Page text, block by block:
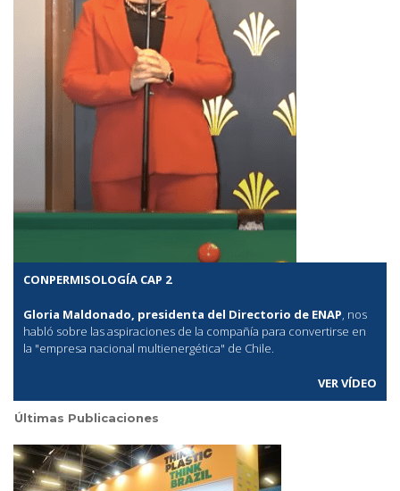
CONPERMISOLOGÍA CAP 2
Gloria Maldonado, presidenta del Directorio de ENAP , nos
habló sobre las aspiraciones de la compañía para convertirse en
la "empresa nacional multienergética" de Chile.
VER VÍDEO
Últimas Publicaciones